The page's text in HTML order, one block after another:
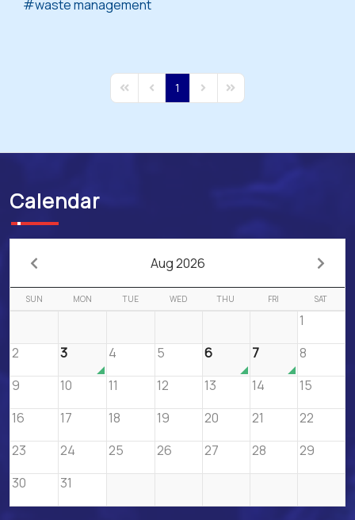
waste management
First PagePrevious Page
1 Next PageLast Page
Calendar
Aug 2026
SUN MON TUE WED THU FRI SAT
1
2
3 4 5 6 7
8
9
10 11 12 13 14
15
16
17 18 19 20 21
22
23
24 25 26 27 28
29
30
31